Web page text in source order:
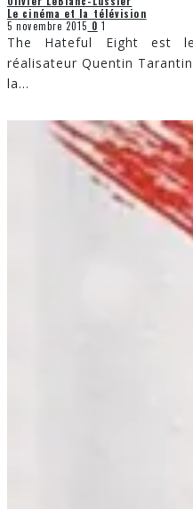
Le cinéma et la télévision
5 novembre 2015 0 1
The Hateful Eight est
réalisateur Quentin
la...